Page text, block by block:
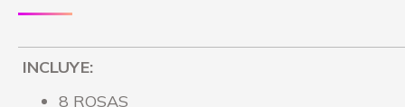
INCLUYE:
8 ROSAS